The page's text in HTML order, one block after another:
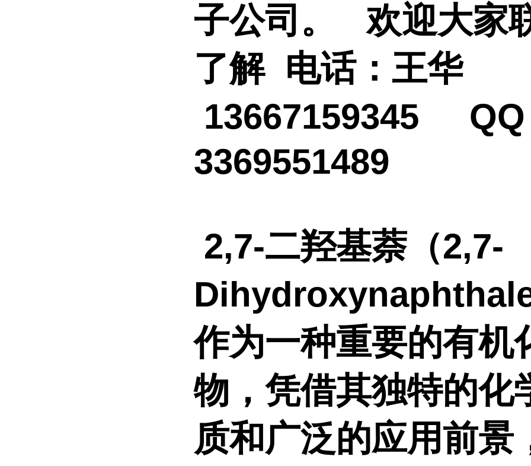
子公司。 欢迎大家
了解 电话：王华
13667159345 QQ
3369551489
2,7-二羟基萘（2,7-
作为一种重要的有机
物，凭借其独特的化
质和广泛的应用前景